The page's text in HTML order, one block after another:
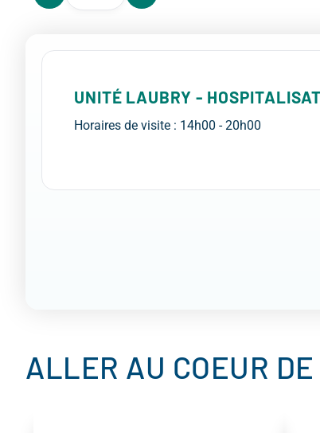
UNITÉ LAUBRY -
Horaires de visite : 14h00 - 20h00
ALLER AU COEUR